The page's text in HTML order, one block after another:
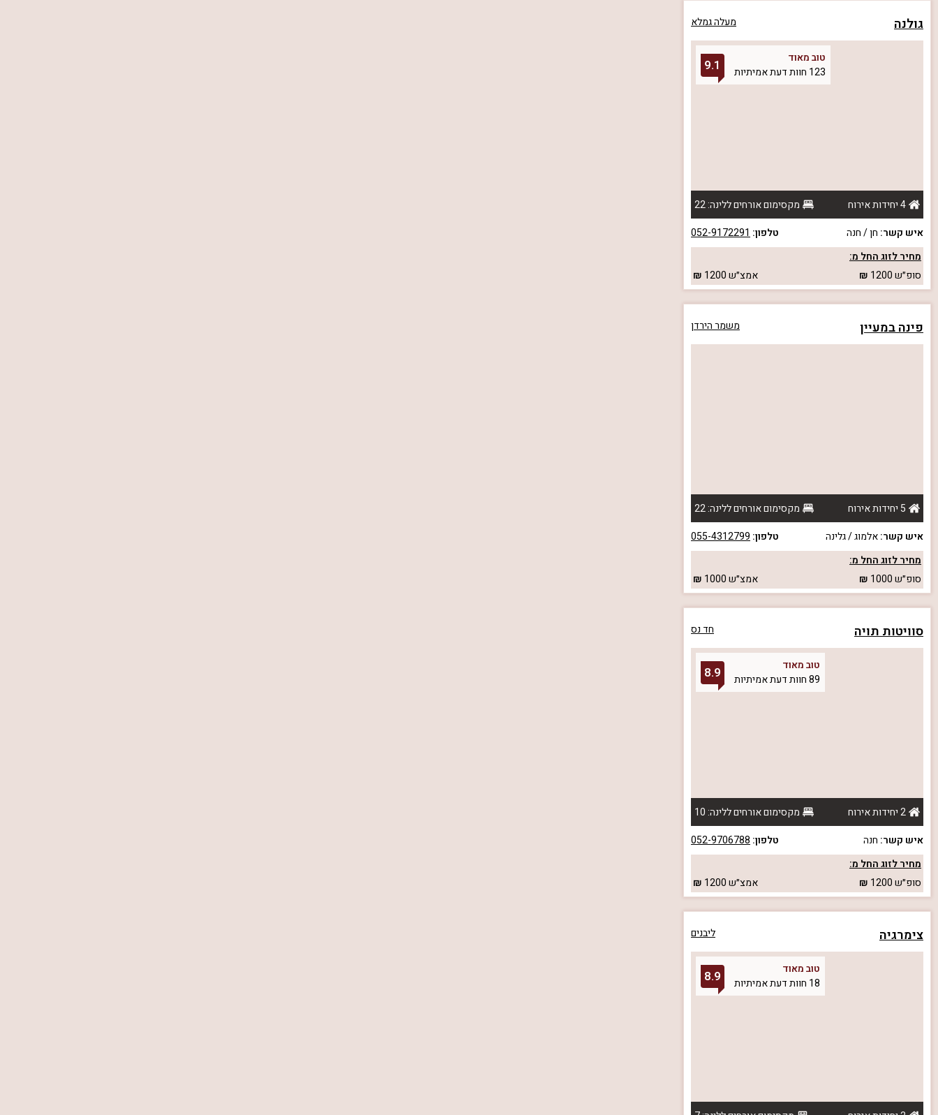
גולנה מעלה גמלא
טוב מאוד
123 חוות דעת אמיתיות
9.1
4 יחידות אירוח
מקסימום אורחים ללינה: 22
איש קשר: חן / חנה טלפון: 052-9172291
מחיר לזוג החל מ:
סופ״ש1200 אמצ״ש1200
פינה במעיין משמר הירדן
5 יחידות אירוח
מקסימום אורחים ללינה: 22
איש קשר:אלמוג / גלינה טלפון: 055-4312799
מחיר לזוג החל מ:
סופ״ש1000 אמצ״ש1000
סוויטות תויה חד נס
טוב מאוד
89 חוות דעת אמיתיות
8.9
2 יחידות אירוח
מקסימום אורחים ללינה: 10
איש קשר: חנה טלפון: 052-9706788
מחיר לזוג החל מ:
סופ״ש1200 אמצ״ש1200
צימרגיה ליבנים
טוב מאוד
18 חוות דעת אמיתיות
8.9